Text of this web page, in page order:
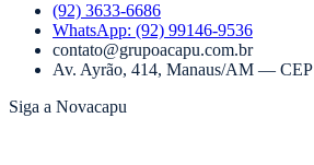
(92) 3633-6686
WhatsApp: (92) 99146-9536
contato@grupoacapu.com.br
Av. Ayrão, 414, Manaus/AM — CEP
Siga a Novacapu